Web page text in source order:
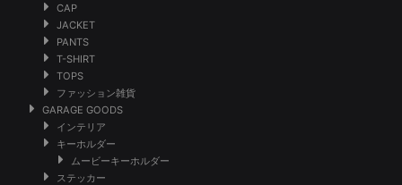
CAP
JACKET
PANTS
T-SHIRT
TOPS
ファッション雑貨
GARAGE GOODS
インテリア
キーホルダー
ムービーキーホルダー
ステッカー